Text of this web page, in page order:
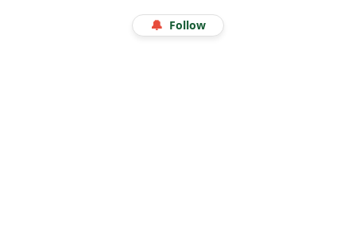
Menjelajah Angkasa di Kala Libur Sekolah: Serunya
Eduwisata Edukatif di Planetarium Jakarta
🔔 Follow